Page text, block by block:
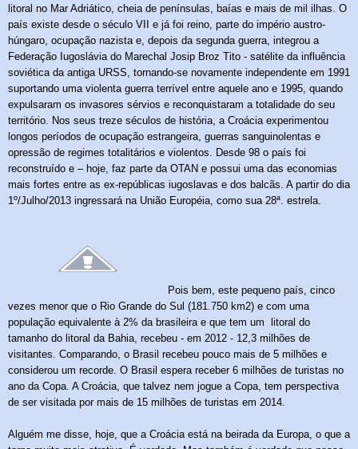
litoral no Mar Adriático, cheia de penínsulas, baías e mais de mil ilhas. O
país existe desde o século VII e já foi reino, parte do império austro-
húngaro, ocupação nazista e, depois da segunda guerra, integrou a
Federação Iugoslávia do Marechal Josip Broz Tito - satélite da influência
soviética da antiga URSS, tornando-se novamente independente em 1991
suportando uma violenta guerra terrível entre aquele ano e 1995, quando
expulsaram os invasores sérvios e reconquistaram a totalidade do seu
território. Nos seus treze séculos de história, a Croácia experimentou
longos períodos de ocupação estrangeira, guerras sanguinolentas e
opressão de regimes totalitários e violentos. Desde 98 o país foi
reconstruído e – hoje, faz parte da OTAN e possui uma das economias
mais fortes entre as ex-repúblicas iugoslavas e dos balcãs. A partir do dia
1º/Julho/2013 ingressará na União Européia, como sua 28ª. estrela.
Pois bem, este pequeno país, cinco
vezes menor que o Rio Grande do Sul (181.750 km2) e com uma
população equivalente à 2% da brasileira e que tem um
litoral do
tamanho do litoral da Bahia, recebeu - em 2012 - 12,3 milhões de
visitantes. Comparando, o Brasil recebeu pouco mais de 5 milhões e
considerou um recorde. O Brasil espera receber 6 milhões de turistas no
ano da Copa. A Croácia, que talvez nem jogue a Copa, tem perspectiva
de ser visitada por mais de 15 milhões de turistas em 2014.
Alguém me disse, hoje, que a Croácia está na beirada da Europa, o que a